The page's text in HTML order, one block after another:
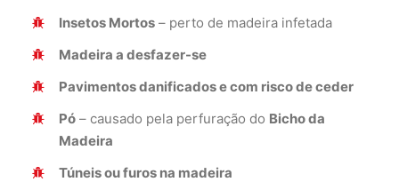
Insetos Mortos – perto de madeira infetada
Madeira a desfazer-se
Pavimentos danificados e com risco de ceder
Pó – causado pela perfuração do Bicho da
Madeira
Túneis ou furos na madeira